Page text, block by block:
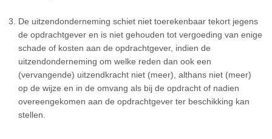
De uitzendonderneming schiet niet toerekenbaar tekort jegens
de opdrachtgever en is niet gehouden tot vergoeding van enige
schade of kosten aan de opdrachtgever, indien de
uitzendonderneming om welke reden dan ook een
(vervangende) uitzendkracht niet (meer), althans niet (meer)
op de wijze en in de omvang als bij de opdracht of nadien
overeengekomen aan de opdrachtgever ter beschikking kan
stellen.